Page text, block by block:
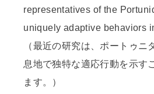
representatives of the
uniquely adaptive behaviors
（最近の研究は、ポートゥニ
息地で独特な適応行動を示す
ます。）